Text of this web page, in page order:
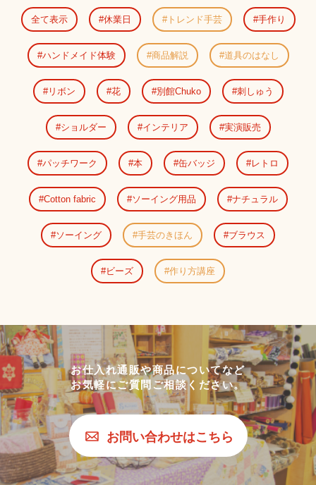
全て表示 休業日 トレンド手芸 手作り
ハンドメイド体験 商品解説 道具のはなし
リボン 花 別館Chuko 刺しゅう
ショルダー インテリア 実演販売
パッチワーク 本 缶バッジ レトロ
Cotton fabric ソーイング用品 ナチュラル
ソーイング 手芸のきほん ブラウス
ビーズ 作り方講座
お仕入れ通販や商品についてなど
お気軽にご質問ご相談ください。
お問い合わせはこちら